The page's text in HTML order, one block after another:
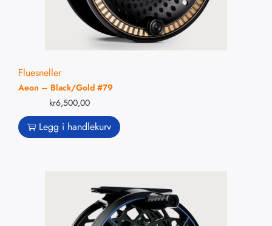
Fluesneller
Aeon – Black/Gold #79
kr6,500,00
Legg i handlekurv